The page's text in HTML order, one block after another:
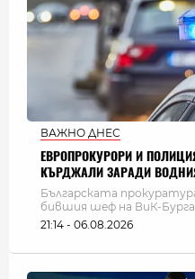
ВАЖНО ДНЕС
ЕВРОПРОКУРОРИ И
КЪРДЖАЛИ ЗАРАДИ
Българската
бившия шеф на ВиК-
21:14 - 06.08.2026